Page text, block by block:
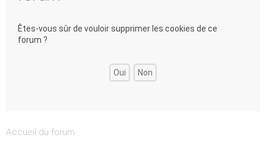
Êtes-vous sûr de vouloir supprimer les cookies de ce
forum ?
Accueil du forum